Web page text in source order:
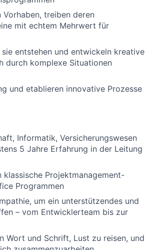
treiben deren
mit echtem Mehrwert für
entstehen und entwickeln kreative
durch komplexe Situationen
und etablieren innovative Prozesse
Informatik, Versicherungswesen
5 Jahre Erfahrung in der Leitung
klassische Projektmanagement-
Programmen
um ein unterstützendes und
– vom Entwicklerteam bis zur
Wort und Schrift, Lust zu reisen, und